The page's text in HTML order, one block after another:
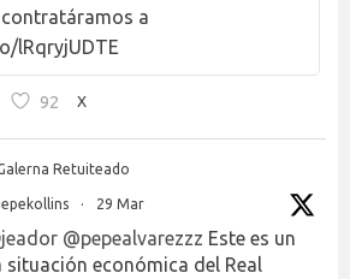
a
lRqryjUDTE
92 X
Galerna Retuiteado
· 29 Mar
@pepealvarezzz Este es un
situación económica del Real